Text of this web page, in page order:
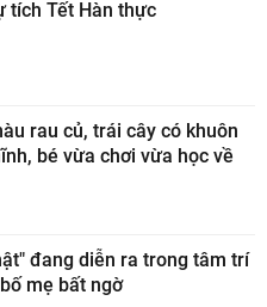
tích Tết Hàn thực
rau củ, trái cây có khuôn
bé vừa chơi vừa học về
đang diễn ra trong tâm trí
mẹ bất ngờ